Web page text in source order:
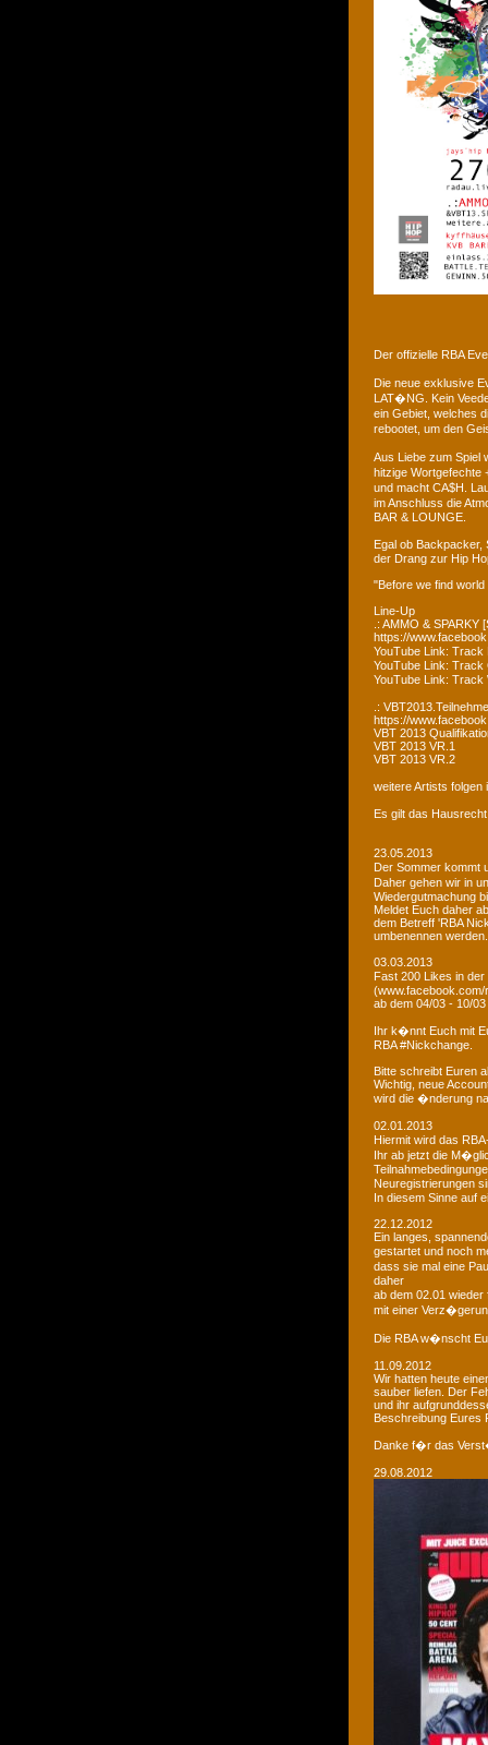
Der offizielle RBA
Die neue exklusive
LAT�NG. Kein
ein Gebiet, welches
rebootet, um den
Aus Liebe zum Spiel
hitzige Wortgefechte
und macht CA$H.
im Anschluss die
BAR & LOUNGE.
Egal ob
der Drang zur Hip
"Before we find
Line-Up
.: AMMO & SPARKY
https://
YouTube Link:
YouTube Link: Track
YouTube Link:
.:
https://
VBT 2013
VBT 2013 VR.1
VBT 2013 VR.2
weitere Artists
Es gilt das
23.05.2013
Der Sommer kommt
Daher gehen wir in
Wiedergutmachung
Meldet Euch daher
dem Betreff 'RBA
umbenennen
03.03.2013
Fast 200 Likes in
ab dem 04/03 - 10/
Ihr k�nnt Euch mit
RBA #Nickchange.
Bitte schreibt Euren
Wichtig, neue
wird die �nderung
02.01.2013
Hiermit wird das
Ihr ab jetzt die
Neuregistrierungen
In diesem Sinne auf
22.12.2012
Ein langes,
gestartet und noch
dass sie mal eine
daher
ab dem 02.01
mit einer
Die RBA w�nscht
11.09.2012
Wir hatten heute
sauber liefen. Der
und ihr
Beschreibung Eures
Danke f�r das
29.08.2012